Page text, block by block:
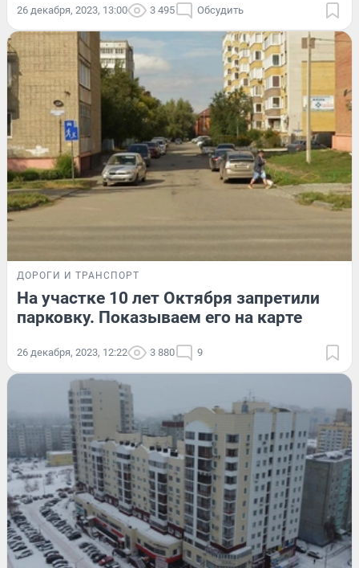
26 декабря, 2023, 13:00 3 495 Обсудить
ДОРОГИ И ТРАНСПОРТ
На участке 10 лет Октября запретили
парковку. Показываем его на карте
26 декабря, 2023, 12:22 3 880 9